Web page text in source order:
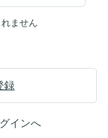
ません
録
インへ